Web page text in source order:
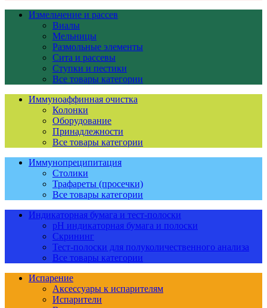
Измельчение и рассев
Виалы
Мельницы
Размольные элементы
Сита и рассевы
Ступки и пестики
Все товары категории
Иммуноаффинная очистка
Колонки
Оборудование
Принадлежности
Все товары категории
Иммунопреципитация
Столики
Трафареты (просечки)
Все товары категории
Индикаторная бумага и тест-полоски
pH индикаторная бумага и полоски
Скрининг
Тест-полоски для полуколичественного анализа
Все товары категории
Испарение
Аксессуары к испарителям
Испарители